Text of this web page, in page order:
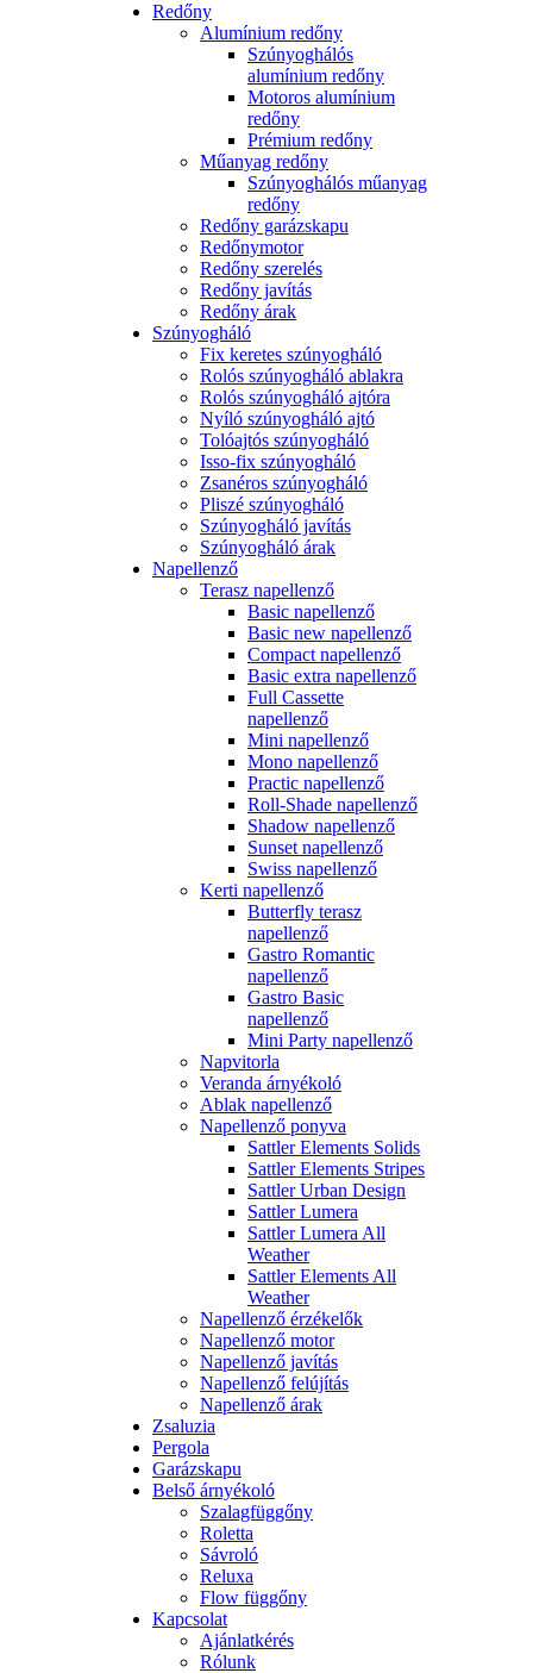
Redőny
Alumínium redőny
Szúnyoghálós
alumínium redőny
Motoros alumínium
redőny
Prémium redőny
Műanyag redőny
Szúnyoghálós műanyag
redőny
Redőny garázskapu
Redőnymotor
Redőny szerelés
Redőny javítás
Redőny árak
Szúnyogháló
Fix keretes szúnyogháló
Rolós szúnyogháló ablakra
Rolós szúnyogháló ajtóra
Nyíló szúnyogháló ajtó
Tolóajtós szúnyogháló
Isso-fix szúnyogháló
Zsanéros szúnyogháló
Pliszé szúnyogháló
Szúnyogháló javítás
Szúnyogháló árak
Napellenző
Terasz napellenző
Basic napellenző
Basic new napellenző
Compact napellenző
Basic extra napellenző
Full Cassette
napellenző
Mini napellenző
Mono napellenző
Practic napellenző
Roll-Shade napellenző
Shadow napellenző
Sunset napellenző
Swiss napellenző
Kerti napellenző
Butterfly terasz
napellenző
Gastro Romantic
napellenző
Gastro Basic
napellenző
Mini Party napellenző
Napvitorla
Veranda árnyékoló
Ablak napellenző
Napellenző ponyva
Sattler Elements Solids
Sattler Elements Stripes
Sattler Urban Design
Sattler Lumera
Sattler Lumera All
Weather
Sattler Elements All
Weather
Napellenző érzékelők
Napellenző motor
Napellenző javítás
Napellenző felújítás
Napellenző árak
Zsaluzia
Pergola
Garázskapu
Belső árnyékoló
Szalagfüggőny
Roletta
Sávroló
Reluxa
Flow függőny
Kapcsolat
Ajánlatkérés
Rólunk